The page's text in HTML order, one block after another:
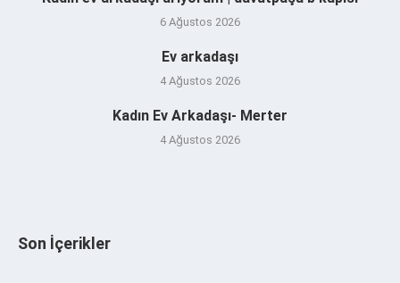
6 Ağustos 2026
Ev arkadaşı
4 Ağustos 2026
Kadın Ev Arkadaşı- Merter
4 Ağustos 2026
Son İçerikler